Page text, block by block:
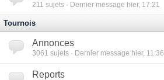
211 sujets · Dernier message hier, 17:21
Tournois
Annonces
3061 sujets · Dernier message hier, 11:36
Reports